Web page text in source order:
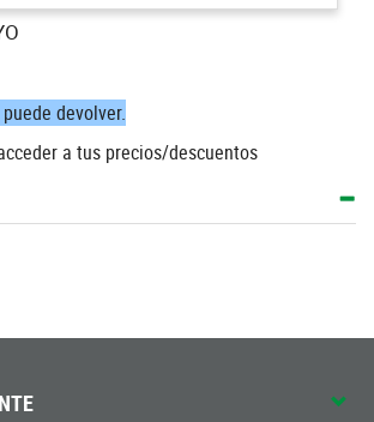
devolver.
a tus precios/descuentos